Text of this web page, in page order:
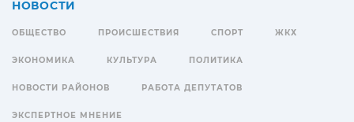
НОВОСТИ
ОБЩЕСТВО ПРОИСШЕСТВИЯ СПОРТ ЖКХ
ЭКОНОМИКА КУЛЬТУРА ПОЛИТИКА
НОВОСТИ РАЙОНОВ РАБОТА ДЕПУТАТОВ
ЭКСПЕРТНОЕ МНЕНИЕ